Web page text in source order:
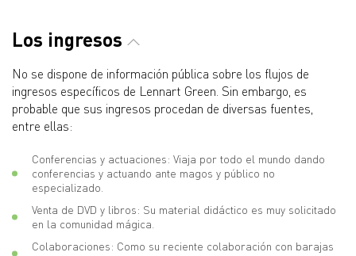
Los ingresos
No se dispone de información pública sobre los flujos de
ingresos específicos de Lennart Green. Sin embargo, es
probable que sus ingresos procedan de diversas fuentes,
entre ellas:
Conferencias y actuaciones: Viaja por todo el mundo dando
conferencias y actuando ante magos y público no
especializado.
Venta de DVD y libros: Su material didáctico es muy solicitado
en la comunidad mágica.
Colaboraciones: Como su reciente colaboración con barajas